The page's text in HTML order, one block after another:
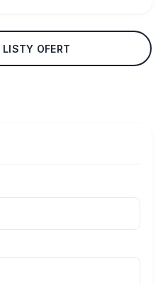
LISTY OFERT